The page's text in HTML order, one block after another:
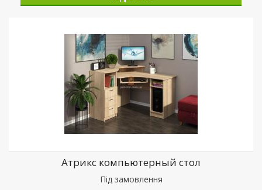
Атрикс компьютерный стол
Пiд замовлення